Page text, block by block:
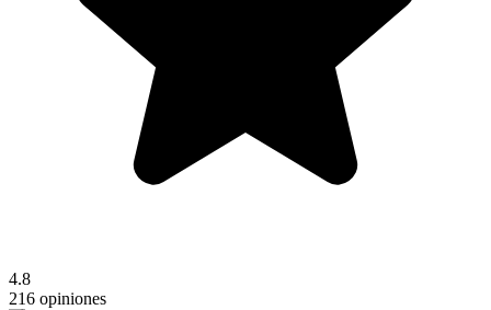
4.8
216 opiniones